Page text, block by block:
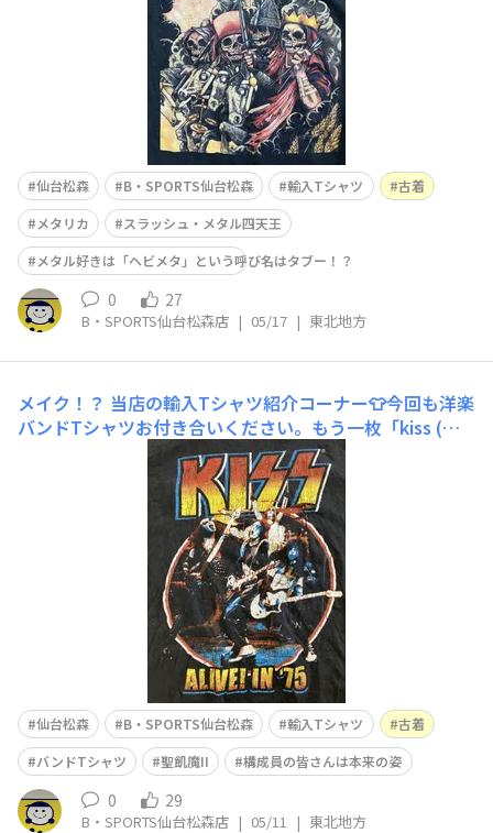
仙台松森 B・SPORTS仙台松森 輸入Tシャツ
古着
メタリカ
スラッシュ・メタル四天王
メタル好きは「ヘビメタ」という呼び名はタブー！？
0 27
B・SPORTS仙台松森店 | 05/17 | 東北地方
メイク！？ 当店の輸入Tシャツ紹介コーナー👕今回も洋楽
バンドTシャツお付き合いください。もう一枚「kiss (キ
ッス)」アメリカ出身のハードロックバンド白塗りメイク
が印象的ですね。4人編成で、悪魔、愛の戦士、宇宙人、
猫の怪人のキャラクターとなっています。ちなみに私は
「I Love It Loud」という曲が好き
仙台松森 B・SPORTS仙台松森 輸入Tシャツ
古着
バンドTシャツ
聖飢魔II 構成員の皆さんは本来の姿
0 29
B・SPORTS仙台松森店 | 05/11 | 東北地方